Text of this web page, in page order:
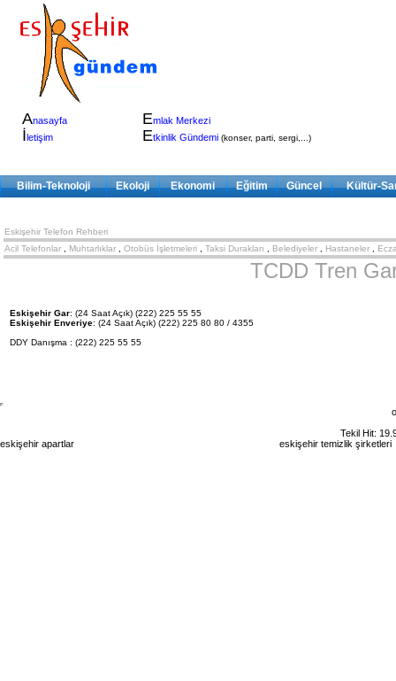
Anasayfa
İletişim
Emlak Merkezi
Etkinlik Gündemi (konser, parti, sergi,...)
Bilim-Teknoloji Ekoloji Ekonomi Eğitim Güncel Kültür-
Eskişehir Telefon Rehberi
Acil Telefonlar
Muhtarlıklar ,Otobüs İşletmeleri ,Taksi Durakları Belediyeler Hastaneler
TCDD Tren
Eskişehir Gar: (24 Saat Açık) (222) 225 55 55
Eskişehir Enveriye: (24 Saat Açık) (222) 225 80 80 / 4355
DDY Danışma : (222) 225 55 55
Tekil Hit:
eskişehir apartlar
eskişehir temizlik şirketleri